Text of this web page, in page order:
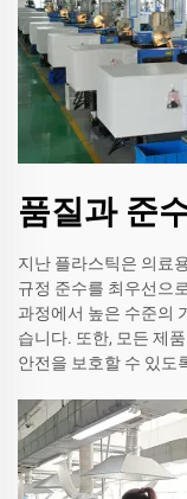
품질과 준
지난 플라스틱은 의료
규정 준수를 최우선으
과정에서 높은 수준의
습니다. 또한, 모든 제
안전을 보호할 수 있도